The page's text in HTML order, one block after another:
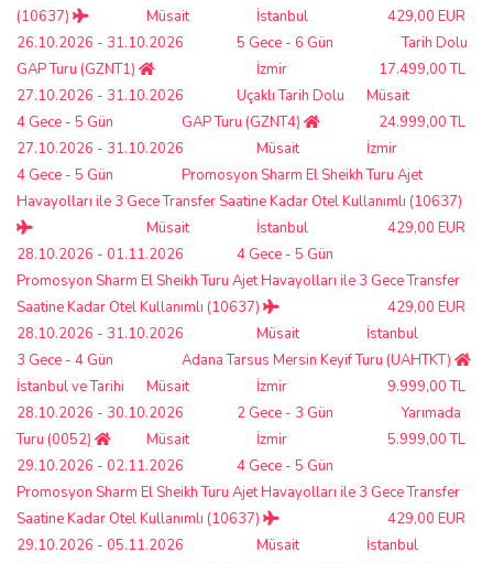
(10637)
429,00 EUR
İstanbul
Müsait
26.10.2026 - 31.10.2026
5 Gece - 6 Gün
Tarih Dolu
GAP Turu (GZNT1)
17.499,00 TL
İzmir
Müsait
27.10.2026 - 31.10.2026
4 Gece - 5 Gün
Uçaklı Tarih Dolu
GAP Turu (GZNT4)
24.999,00 TL
İzmir
Müsait
27.10.2026 - 31.10.2026
4 Gece - 5 Gün
Promosyon Sharm El Sheikh Turu Ajet
Havayolları ile 3 Gece Transfer Saatine Kadar Otel Kullanımlı (10637)
429,00 EUR
İstanbul
Müsait
28.10.2026 - 01.11.2026
4 Gece - 5 Gün
Promosyon Sharm El Sheikh Turu Ajet Havayolları ile 3 Gece Transfer
Saatine Kadar Otel Kullanımlı (10637)
429,00 EUR
İstanbul
Müsait
28.10.2026 - 31.10.2026
3 Gece - 4 Gün
Adana Tarsus Mersin Keyif Turu (UAHTKT)
9.999,00 TL
İzmir
Müsait
28.10.2026 - 30.10.2026
2 Gece - 3 Gün
İstanbul ve Tarihi
Yarımada
Turu (0052)
5.999,00 TL
İzmir
Müsait
29.10.2026 - 02.11.2026
4 Gece - 5 Gün
Promosyon Sharm El Sheikh Turu Ajet Havayolları ile 3 Gece Transfer
Saatine Kadar Otel Kullanımlı (10637)
429,00 EUR
İstanbul
Müsait
29.10.2026 - 05.11.2026